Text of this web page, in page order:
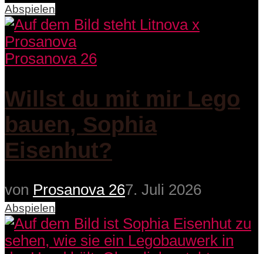
Abspielen
Prosanova 26
Willst du mit mir Lego
bauen, Sophia
Eisenhut?
von Prosanova 267. Juli 2026
Abspielen